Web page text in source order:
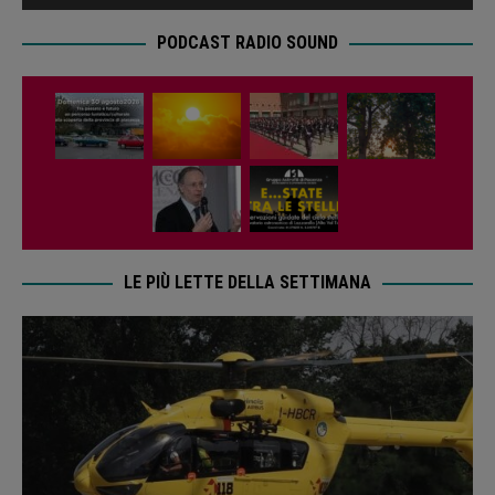
PODCAST RADIO SOUND
LE PIÙ LETTE DELLA SETTIMANA